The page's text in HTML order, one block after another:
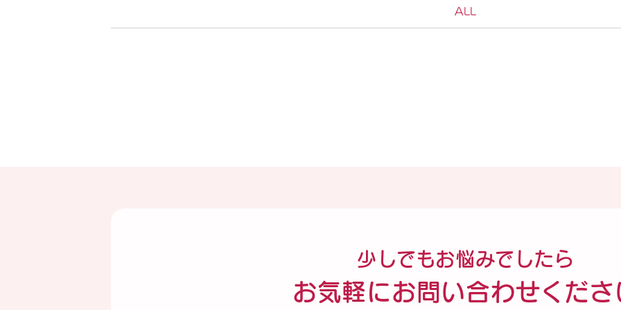
ALL
少しでもお悩みでしたら
お気軽にお問い合わせくださ